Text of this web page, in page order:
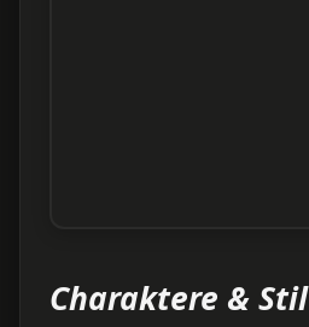
Charaktere & Stil